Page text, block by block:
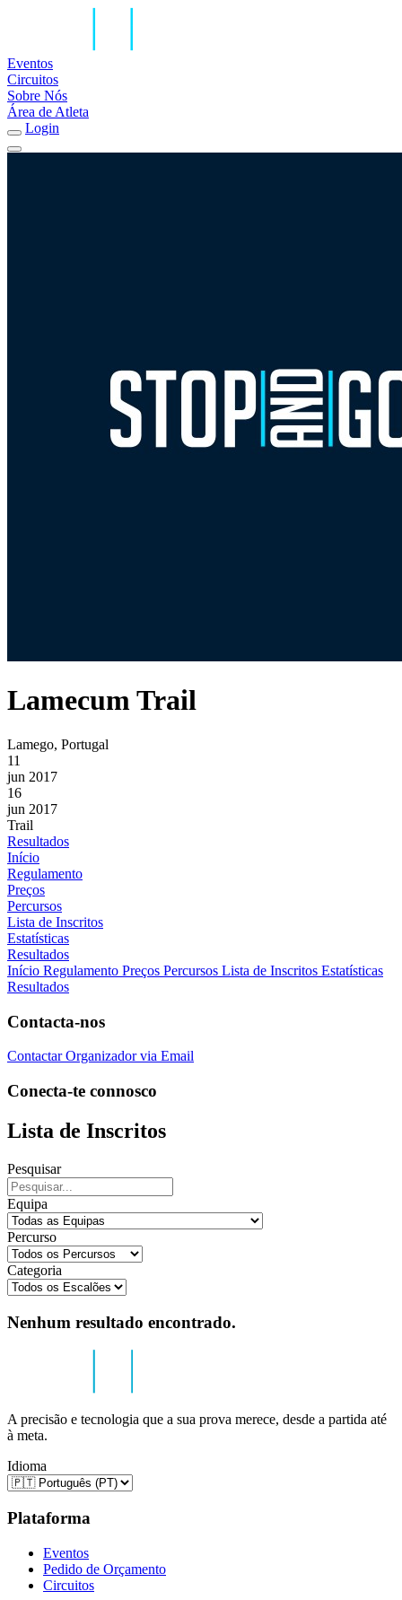
Eventos
Circuitos
Sobre Nós
Área de Atleta
Login
Lamecum Trail
Lamego, Portugal
11
jun 2017
16
jun 2017
Trail
Resultados
Início
Regulamento
Preços
Percursos
Lista de Inscritos
Estatísticas
Resultados
Início Regulamento Preços Percursos Lista de Inscritos Estatísticas
Resultados
Contacta-nos
Contactar Organizador via Email
Conecta-te connosco
Lista de Inscritos
Pesquisar
Equipa
Percurso
Categoria
Nenhum resultado encontrado.
A precisão e tecnologia que a sua prova merece, desde a partida até
à meta.
Idioma
Plataforma
Eventos
Pedido de Orçamento
Circuitos